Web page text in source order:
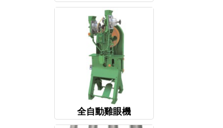
全自動雞眼機